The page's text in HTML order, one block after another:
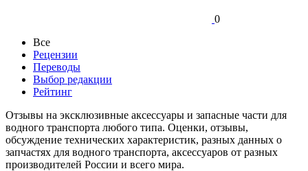
0
Все
Рецензии
Переводы
Выбор редакции
Рейтинг
Отзывы на эксклюзивные аксессуары и запасные части для
водного транспорта любого типа. Оценки, отзывы,
обсуждение технических характеристик, разных данных о
запчастях для водного транспорта, аксессуаров от разных
производителей России и всего мира.